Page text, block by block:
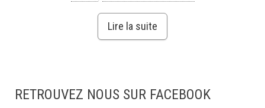
Lire la suite
RETROUVEZ NOUS SUR FACEBOOK